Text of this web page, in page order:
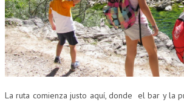
La ruta comienza justo aquí, donde el bar y la